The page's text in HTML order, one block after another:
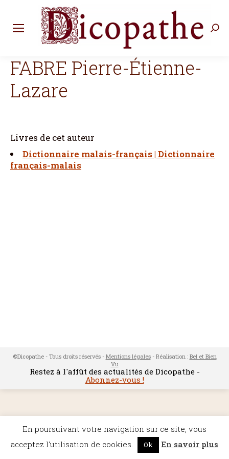
FABRE Pierre-Étienne-
Lazare
Livres de cet auteur
Dictionnaire malais-français | Dictionnaire
français-malais
©Dicopathe - Tous droits réservés - Mentions légales- Réalisation : Bel et Bien
Vu
Restez à l'affût des actualités de Dicopathe -
Abonnez-vous !
En poursuivant votre navigation sur ce site, vous
acceptez l'utilisation de cookies.
Ok En savoir plus